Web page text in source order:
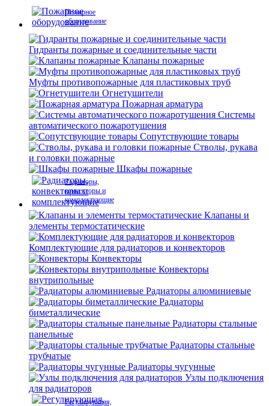
Пожарное
оборудование
Гидранты пожарные и соединительные части
Клапаны пожарные
Муфты противопожарные для пластиковых труб
Огнетушители
Пожарная арматура
Системы
автоматического пожаротушения
Сопутствующие товары
Стволы, рукава
и головки пожарные
Шкафы пожарные
Радиаторы,
конвекторы и
комплектующие
Клапаны и
элементы термостатические
Комплектующие для радиаторов и конвекторов
Конвекторы
Конвекторы
внутрипольные
Радиаторы алюминиевые
Радиаторы
биметаллические
Радиаторы стальные
панельные
Радиаторы стальные
трубчатые
Радиаторы чугунные
Узлы подключения
для радиаторов
Регулирующая,